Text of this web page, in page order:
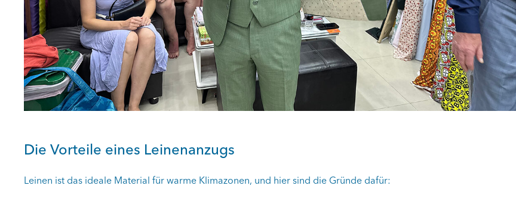
Die Vorteile eines Leinenanzugs
Leinen ist das ideale Material für warme Klimazonen, und hier sind die Gründe dafür: